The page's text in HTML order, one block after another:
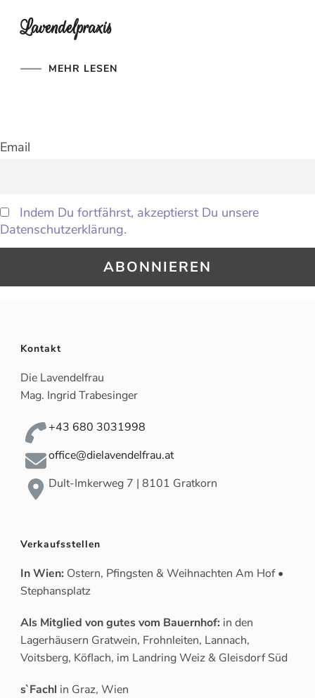
Lavendelpraxis
MEHR LESEN
Email
Indem Du fortfährst, akzeptierst Du unsere
Datenschutzerklärung.
Kontakt
Die Lavendelfrau
Mag. Ingrid Trabesinger
+43 680 3031998
office@dielavendelfrau.at
Dult-Imkerweg 7 | 8101 Gratkorn
Verkaufsstellen
In Wien: Ostern, Pfingsten & Weihnachten Am Hof •
Stephansplatz
Als Mitglied von gutes vom Bauernhof: in den
Lagerhäusern Gratwein, Frohnleiten, Lannach,
Voitsberg, Köflach, im Landring Weiz & Gleisdorf Süd
s`Fachl in Graz, Wien